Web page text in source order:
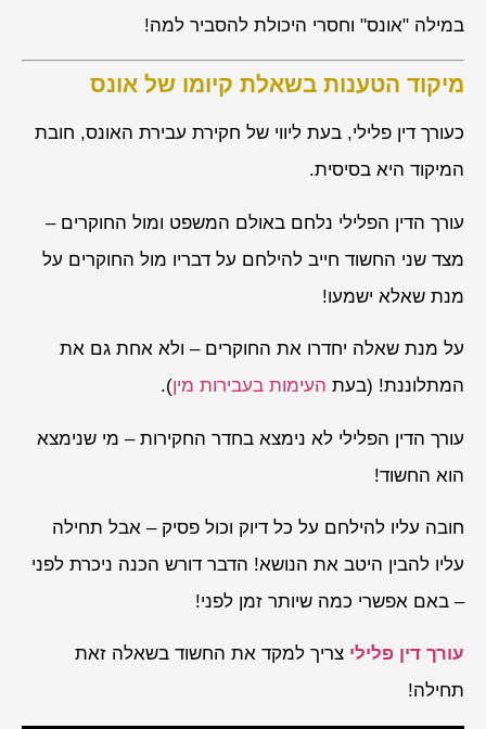
במילה "אונס" וחסרי היכולת להסביר למה!
מיקוד הטענות בשאלת קיומו של אונס
כעורך דין פלילי, בעת ליווי של חקירת עבירת האונס, חובת
המיקוד היא בסיסית.
עורך הדין הפלילי נלחם באולם המשפט ומול החוקרים –
מצד שני החשוד חייב להילחם על דבריו מול החוקרים על
מנת שאלא ישמעו!
על מנת שאלה יחדרו את החוקרים – ולא אחת גם את
המתלוננת! (בעת העימות בעבירות מין).
עורך הדין הפלילי לא נימצא בחדר החקירות – מי שנימצא
הוא החשוד!
חובה עליו להילחם על כל דיוק וכול פסיק – אבל תחילה
עליו להבין היטב את הנושא! הדבר דורש הכנה ניכרת לפני
– באם אפשרי כמה שיותר זמן לפני!
עורך דין פלילי צריך למקד את החשוד בשאלה זאת
תחילה!